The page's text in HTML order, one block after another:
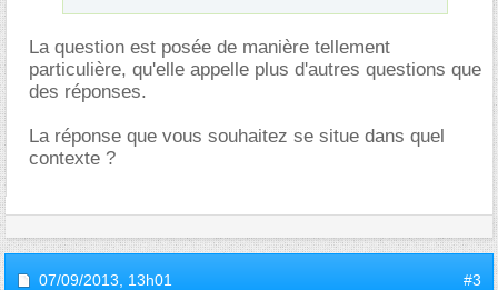
La question est posée de manière tellement
particulière, qu'elle appelle plus d'autres questions que
des réponses.
La réponse que vous souhaitez se situe dans quel
contexte ?
07/09/2013, 13h01 #3